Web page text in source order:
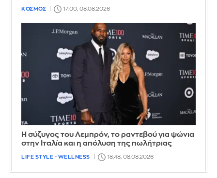
ΚΟΣΜΟΣ 17:00, 08.08.2026
Η σύζυγος του Λεμπρόν, το ραντεβού για ψώνια
στην Ιταλία και η απόλυση της πωλήτριας
LIFE STYLE - WELLNESS 18:48, 08.08.2026